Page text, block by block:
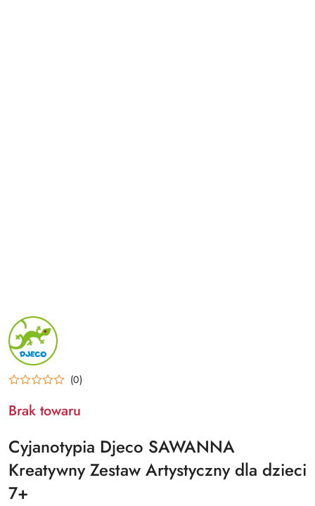
NAZWA
PRODUCENTA:
DJECO
(0)
Brak towaru
Cyjanotypia Djeco SAWANNA
Kreatywny Zestaw Artystyczny dla dzieci
7+